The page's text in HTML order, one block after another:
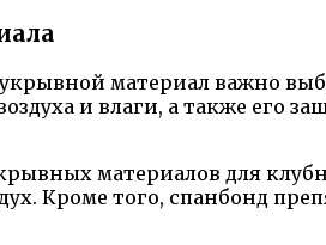
материал важно
и влаги, а также его
материалов для
Кроме того, спанбонд